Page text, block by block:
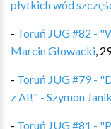
płytkich wód
- Toruń JUG #82 -
Marcin Głowacki,
- Toruń JUG #79 -
z AI!" - Szymon
- Toruń JUG #81 -